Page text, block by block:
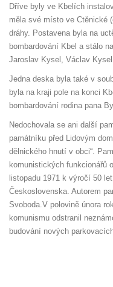
Dříve byly ve Kbelích
měla své místo ve Ctěnické
dráhy. Postavena byla na
bombardování Kbel a stálo
Jaroslav Kysel, Václav Kysel
Jedna deska byla také v
byla na kraji pole na konci
bombardování rodina pana
Nedochovala se ani další
památníku před Lidovým
dělnického hnutí v obci“.
komunistických funkcionářů
listopadu 1971 k výročí 50
Československa. Autorem
Svoboda.V polovině února
komunismu odstranil
budování nových